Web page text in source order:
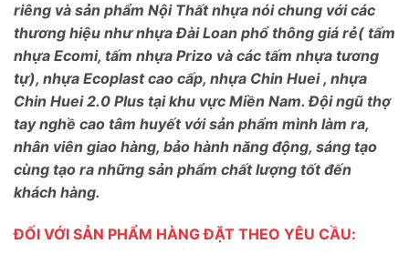
riêng và sản phẩm Nội Thất nhựa nói chung với các
thương hiệu như nhựa Đài Loan phổ thông giá rẻ( tấm
nhựa Ecomi, tấm nhựa Prizo và các tấm nhựa tương
tự), nhựa Ecoplast cao cấp, nhựa Chin Huei , nhựa
Chin Huei 2.0 Plus tại khu vực Miền Nam. Đội ngũ thợ
tay nghề cao tâm huyết với sản phẩm mình làm ra,
nhân viên giao hàng, bảo hành năng động, sáng tạo
cùng tạo ra những sản phẩm chất lượng tốt đến
khách hàng.
ĐỐI VỚI SẢN PHẨM HÀNG ĐẶT THEO YÊU CẦU: